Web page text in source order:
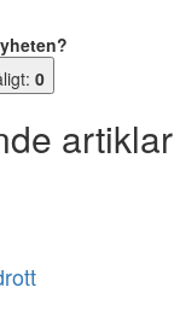
0
artiklar